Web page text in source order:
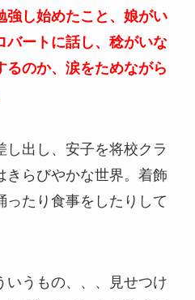
強し始めたこと、娘がい
バートに話し、稔がいな
るのか、涙をためながら
し出し、安子を将校クラ
きらびやかな世界。着飾
ったり食事をしたりして
いうもの、、、見せつけ